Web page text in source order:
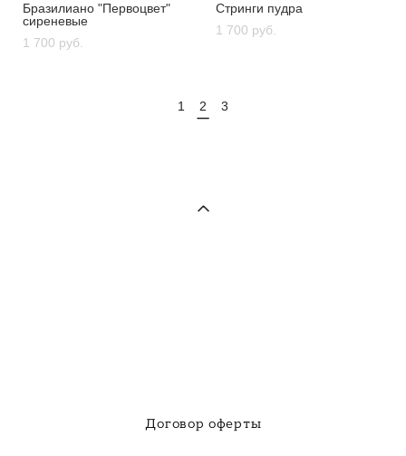
Бразилиано "Первоцвет"
сиреневые
1 700 pуб.
Стринги пудра
1 700 pуб.
1 2 3
Договор оферты